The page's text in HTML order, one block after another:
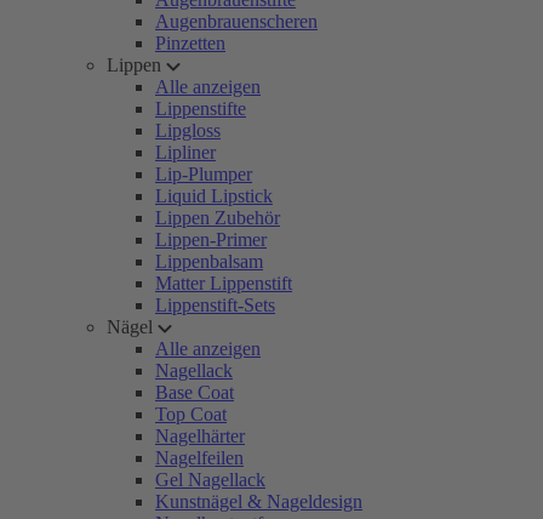
Augenbrauenscheren
Pinzetten
Lippen
Alle anzeigen
Lippenstifte
Lipgloss
Lipliner
Lip-Plumper
Liquid Lipstick
Lippen Zubehör
Lippen-Primer
Lippenbalsam
Matter Lippenstift
Lippenstift-Sets
Nägel
Alle anzeigen
Nagellack
Base Coat
Top Coat
Nagelhärter
Nagelfeilen
Gel Nagellack
Kunstnägel & Nageldesign